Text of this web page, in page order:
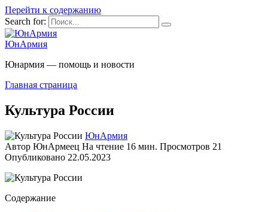
Перейти к содержанию
Search for:
ЮнАрмия
Юнармия — помощь и новости
Главная страница
Культура России
ЮнАрмия
Автор ЮнАрмеец На чтение 16 мин. Просмотров 21
Опубликовано 22.05.2023
Содержание